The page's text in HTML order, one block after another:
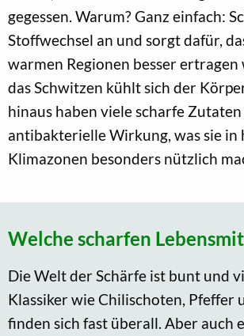
gegessen. Warum? Ganz einfach:
Stoffwechsel an und sorgt dafür,
warmen Regionen besser
das Schwitzen kühlt sich der
hinaus haben viele scharfe
antibakterielle Wirkung, was sie in
Klimazonen besonders nützlich
Welche scharfen
Die Welt der Schärfe ist bunt und
Klassiker wie Chilischoten, Pfeffer
finden sich fast überall. Aber auch